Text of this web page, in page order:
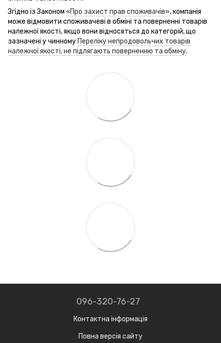
Згідно із Законом «Про захист прав споживачів», компанія
може відмовити споживачеві в обміні та поверненні товарів
належної якості, якщо вони відносяться до категорій, що
зазначені у чинному Переліку непродовольчих товарів
належної якості, не підлягають поверненню та обміну.
096-320-76-27
Контактна інформація
Повна версія сайту